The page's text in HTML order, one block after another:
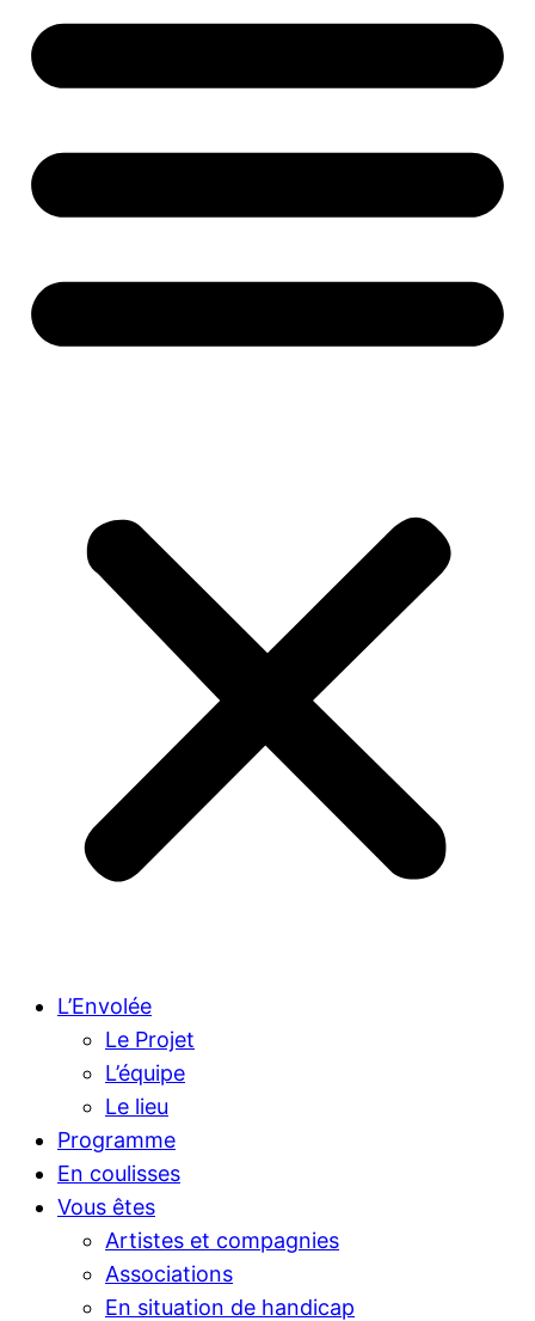
L’Envolée
Le Projet
L’équipe
Le lieu
Programme
En coulisses
Vous êtes
Artistes et compagnies
Associations
En situation de handicap